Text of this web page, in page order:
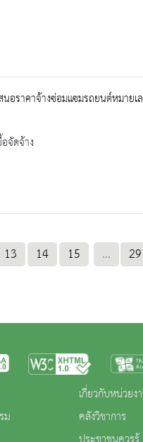
อราคาจ้างซ่อมแซมรถยนต์หมา
จัดจ้าง
13 14 15 ...
ม
เกี่ยวกับหน่วยง
คลังวิชาการ